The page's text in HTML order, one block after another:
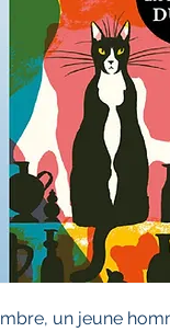
un jeune